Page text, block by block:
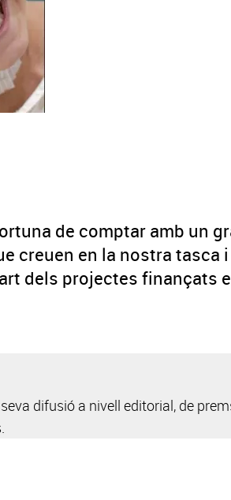
de comptar amb un
creuen en la nostra tasca
dels projectes finançats
difusió a nivell editorial, de